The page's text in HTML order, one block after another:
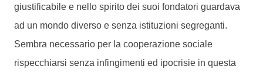
giustificabile e nello spirito dei suoi fondatori guardava
ad un mondo diverso e senza istituzioni segreganti.
Sembra necessario per la cooperazione sociale
rispecchiarsi senza infingimenti ed ipocrisie in questa